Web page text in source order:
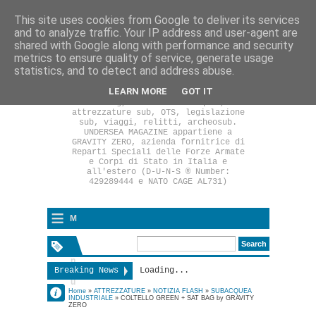
UNDERSEA MAGAZINE è un portale
italiano che si occupa di attività
subacquea a 360°: subacquea
rebreather, subacquea sportiva,
diving, medicina subacquea,
attrezzature sub, OTS, legislazione
sub, viaggi, relitti, archeosub.
UNDERSEA MAGAZINE appartiene a
GRAVITY ZERO, azienda fornitrice di
Reparti Speciali delle Forze Armate
e Corpi di Stato in Italia e
all'estero (D-U-N-S ® Number:
429289444 e NATO CAGE AL731)
≡ M
e
n
u
Breaking News Loading...
Home» ATTREZZATURE» NOTIZIA FLASH » SUBACQUEA
INDUSTRIALE» COLTELLO GREEN + SAT BAG by GRAVITY
ZERO
Dr Fabrizio
Pirrello
This site uses cookies from Google to deliver its services
and to analyze traffic. Your IP address and user-agent are
shared with Google along with performance and security
metrics to ensure quality of service, generate usage
statistics, and to detect and address abuse.
LEARN MORE GOT IT